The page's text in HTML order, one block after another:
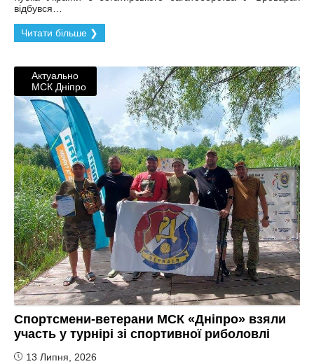
відбувся…
Читати більше ❯
Актуально
МСК Дніпро
Спортсмени-ветерани МСК «Дніпро» взяли
участь у турнірі зі спортивної риболовлі
13 Липня, 2026